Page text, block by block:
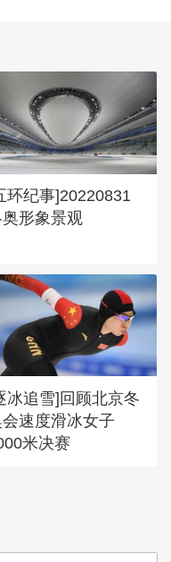
环纪事]20220831
形象景观
冰追雪]回顾北京冬
速度滑冰女子
米决赛